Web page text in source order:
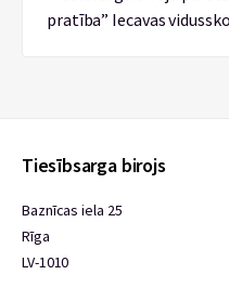
pratība” Iecavas
Tiesībsarga birojs
Baznīcas iela 25
Rīga
LV-1010